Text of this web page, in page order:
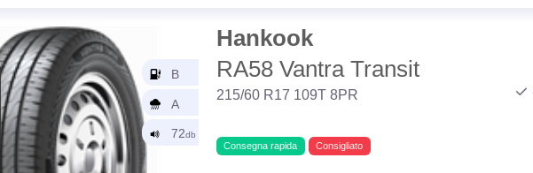
Hankook
RA58 Vantra Transit
215/60 R17 109T 8PR
Consegna rapida Consigliato